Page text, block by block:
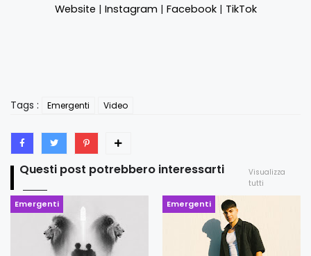
Website | Instagram | Facebook| TikTok
Tags : Emergenti Video
Questi post potrebbero interessarti
Visualizza
tutti
Emergenti Emergenti